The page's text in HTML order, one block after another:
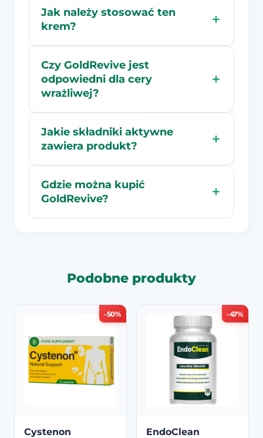
Jak należy stosować ten
krem?
Czy GoldRevive jest
odpowiedni dla cery
wrażliwej?
Jakie składniki aktywne
zawiera produkt?
Gdzie można kupić
GoldRevive?
Podobne produkty
-50%
Cystenon
-47%
EndoClean